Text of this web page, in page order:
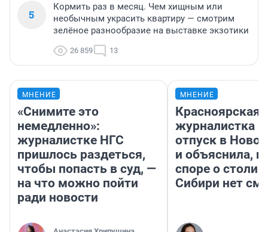
5
Кормить раз в месяц. Чем хищным или
необычным украсить квартиру — смотрим
зелёное разнообразие на выставке экзотики
26 859 13
МНЕНИЕ
«Снимите это
немедленно»:
журналистке НГС
пришлось раздеться,
чтобы попасть в суд, —
на что можно пойти
ради новости
МНЕНИЕ
Красноярская
журналистка
отпуск в
и объяснила,
споре о
Сибири нет